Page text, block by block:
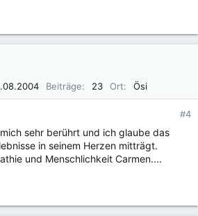
Beiträge 23 Ort Ösi
#4
sehr berührt und ich glaube das
in seinem Herzen mitträgt.
und Menschlichkeit Carmen....